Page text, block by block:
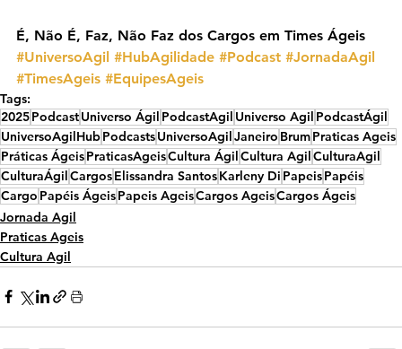
É, Não É, Faz, Não Faz dos Cargos em Times Ágeis
#UniversoAgil #HubAgilidade #Podcast #JornadaAgil
#TimesAgeis #EquipesAgeis
Tags:
2025PodcastUniverso Ágil PodcastAgil Universo Agil PodcastÁgil
UniversoAgilHubPodcastsUniversoAgilJaneiro BrumPraticas Ageis
Práticas ÁgeisPraticasAgeisCultura ÁgilCultura AgilCulturaAgil
CulturaÁgilCargosElissandra SantosKarleny Di PapeisPapéis
Cargo Papéis ÁgeisPapeis AgeisCargos AgeisCargos Ágeis
Jornada Agil
Praticas Ageis
Cultura Agil